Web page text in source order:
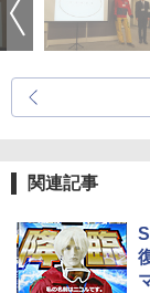
関連記事